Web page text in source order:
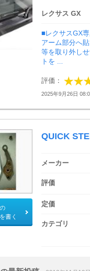
レクサス GX
■レクサスGX
アーム部分へ
等を取り外し
トを ...
評価：
2025年9月26日
書く
QUICK
メーカー
評価
定価
カテゴリ